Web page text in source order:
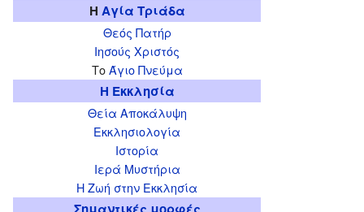
Η Αγία Τριάδα
Θεός Πατήρ
Ιησούς Χριστός
ΤοΆγιο Πνεύμα
Η Εκκλησία
Θεία Αποκάλυψη
Εκκλησιολογία
Ιστορία
Ιερά Μυστήρια
Η Ζωή στην Εκκλησία
Σημαντικές μορφές